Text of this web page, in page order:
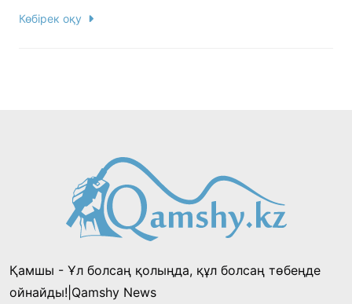
Көбірек оқу
Қамшы - Ұл болсаң қолыңда, құл болсаң төбеңде
ойнайды!|Qamshy News